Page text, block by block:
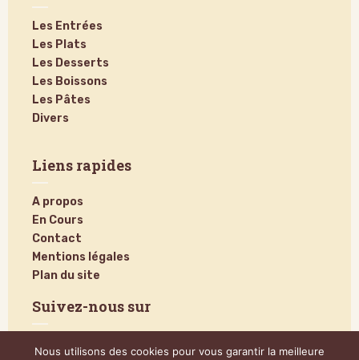
Les Entrées
Les Plats
Les Desserts
Les Boissons
Les Pâtes
Divers
Liens rapides
A propos
En Cours
Contact
Mentions légales
Plan du site
Suivez-nous sur
Nous utilisons des cookies pour vous garantir la meilleure